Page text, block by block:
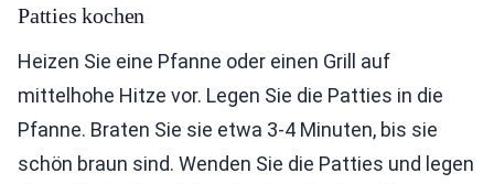
Patties kochen
Heizen Sie eine Pfanne oder einen Grill auf
mittelhohe Hitze vor. Legen Sie die Patties in die
Pfanne. Braten Sie sie etwa 3-4 Minuten, bis sie
schön braun sind. Wenden Sie die Patties und legen